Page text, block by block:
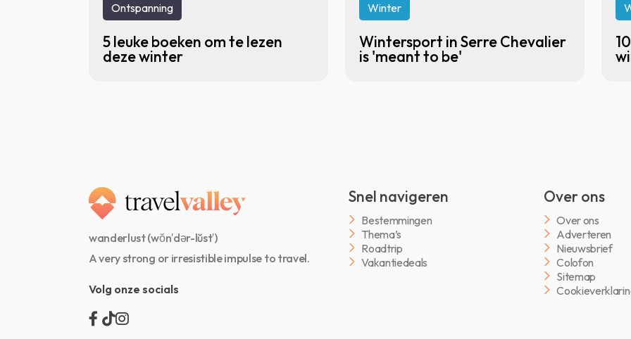
Ontspanning
5 leuke boeken om te lezen
deze winter
Winter
Wintersport in Serre Chevalier
is 'meant to be'
wanderlust (wŏn′dər-lŭst′)
A very strong or irresistible impulse to travel.
Volg onze socials
Snel navigeren
Bestemmingen
Thema’s
Roadtrip
Vakantiedeals
Over ons
Over ons
Adverteren
Nieuwsbrief
Colofon
Sitemap